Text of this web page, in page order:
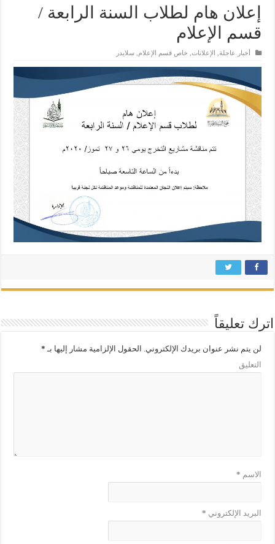
إعلان هام لطلاب السنة الرابعة /
قسم الإعلام
أخبار عاجلة الإعلانات خاص قسم الإعلام ,سلايدر
اترك تعليقاً
لن يتم نشر عنوان بريدك الإلكتروني. الحقول الإلزامية مشار إليها بـ *
التعليق
الاسم *
البريد الإلكتروني *